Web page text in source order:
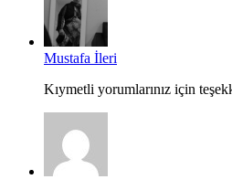
Mustafa İleri
Kıymetli yorumlarınız için